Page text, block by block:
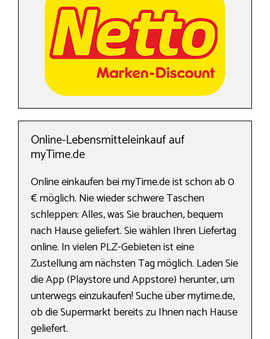
Online-Lebensmitteleinkauf auf
myTime.de
Online einkaufen bei myTime.de ist schon ab 0
€ möglich. Nie wieder schwere Taschen
schleppen: Alles, was Sie brauchen, bequem
nach Hause geliefert. Sie wählen Ihren Liefertag
online. In vielen PLZ-Gebieten ist eine
Zustellung am nächsten Tag möglich. Laden Sie
die App (Playstore und Appstore) herunter, um
unterwegs einzukaufen! Suche über mytime.de,
ob die Supermarkt bereits zu Ihnen nach Hause
geliefert.